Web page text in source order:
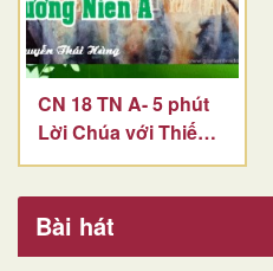
CN 18 TN A- 5 phút
Lời Chúa với Thiếu
Nhi
Bài hát